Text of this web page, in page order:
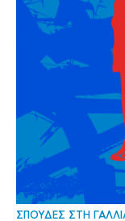
ΣΠΟΥΔΕΣ ΣΤΗ